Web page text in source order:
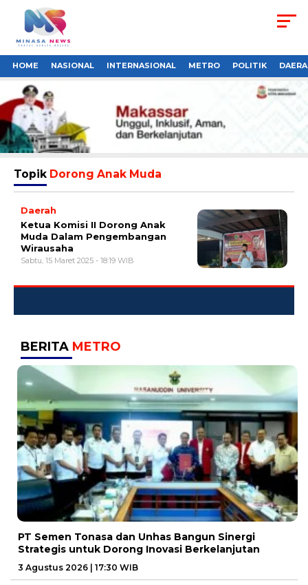
HOME NASIONAL INTERNASIONAL METRO POLITIK
Topik Dorong Anak Muda
Daerah
Ketua Komisi II Dorong Anak
Muda Dalam Pengembangan
Wirausaha
Sabtu, 15 Maret 2025 - 18:19 WIB
BERITA METRO
PT Semen Tonasa dan Unhas Bangun Sinergi
Strategis untuk Dorong Inovasi Berkelanjutan
3 Agustus 2026 | 17:30 WIB